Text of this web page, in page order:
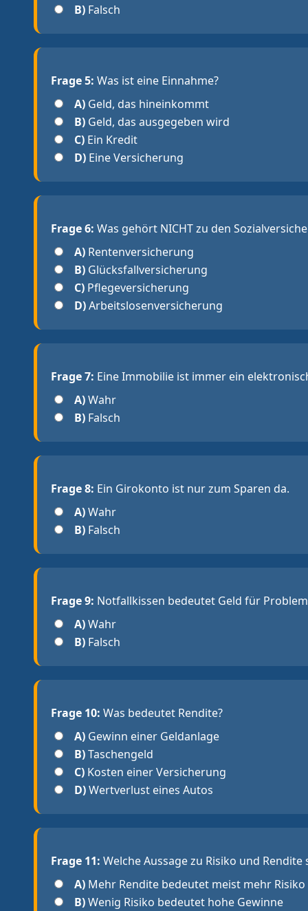
B) Falsch
Frage 5: Was ist eine Einnahme?
A) Geld, das hineinkommt
B) Geld, das ausgegeben wird
C) Ein Kredit
D) Eine Versicherung
Frage 6: Was gehört NICHT zu den
A) Rentenversicherung
B) Glücksfallversicherung
C) Pflegeversicherung
D)Arbeitslosenversicherung
Frage 7: Eine Immobilie ist immer ein
A)Wahr
B) Falsch
Frage 8: Ein Girokonto ist nur zum Sparen da.
A)Wahr
B) Falsch
Frage 9: Notfallkissen bedeutet Geld für
A)Wahr
B) Falsch
Frage 10: Was bedeutet Rendite?
A) Gewinn einer Geldanlage
B)Taschengeld
C) Kosten einer Versicherung
D)Wertverlust eines Autos
Frage 11: Welche Aussage zu Risiko und Rendite
A) Mehr Rendite bedeutet meist mehr Risiko
B)Wenig Risiko bedeutet hohe Gewinne